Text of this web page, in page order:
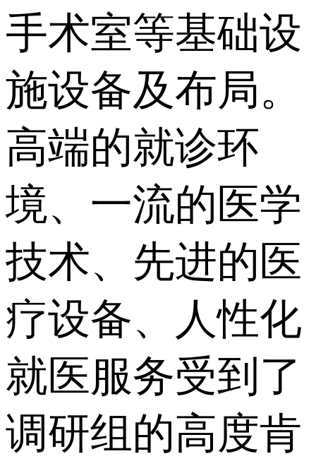
手术室等基础设
施设备及布局。
高端的就诊环
境、一流的医学
技术、先进的医
疗设备、人性化
就医服务受到了
调研组的高度肯